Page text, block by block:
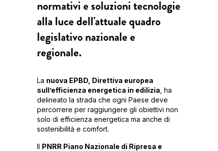
normativi e soluzioni tecnologie
alla luce dell'attuale quadro
legislativo nazionale e
regionale.
La nuova EPBD, Direttiva europea
sull’efficienza energetica in edilizia , ha
delineato la strada che ogni Paese deve
percorrere per raggiungere gli obiettivi non
solo di efficienza energetica ma anche di
sostenibilità e comfort.
Il PNRR Piano Nazionale di Ripresa e